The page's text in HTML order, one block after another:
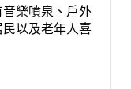
樂噴泉、戶外
以及老年人喜